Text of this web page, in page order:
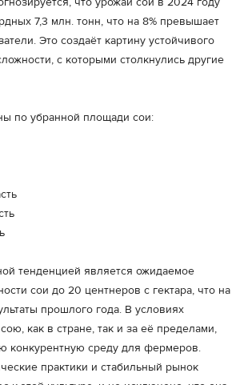
7,3 млн. тонн, что на 8% превышает
Это создаёт картину устойчивого
с которыми столкнулись другие
по убранной площади сои:
тенденцией является ожидаемое
сои до 20 центнеров с гектара, что на
прошлого года. В условиях
как в стране, так и за её пределами,
конкурентную среду для фермеров.
практики и стабильный рынок